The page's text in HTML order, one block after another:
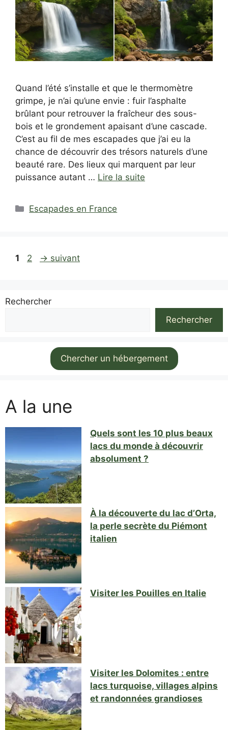
Quand l’été s’installe et que le thermomètre
grimpe, je n’ai qu’une envie : fuir l’asphalte
brûlant pour retrouver la fraîcheur des sous-
bois et le grondement apaisant d’une cascade.
C’est au fil de mes escapades que j’ai eu la
chance de découvrir des trésors naturels d’une
beauté rare. Des lieux qui marquent par leur
puissance autant … Lire la suite
Catégories
Escapades en France
Page
1 Page
2 → suivant
Rechercher
Rechercher
Chercher un hébergement
A la une
Quels sont les 10 plus beaux
lacs du monde à découvrir
absolument ?
À la découverte du lac d’Orta,
la perle secrète du Piémont
italien
Visiter les Pouilles en Italie
Visiter les Dolomites : entre
lacs turquoise, villages alpins
et randonnées grandioses